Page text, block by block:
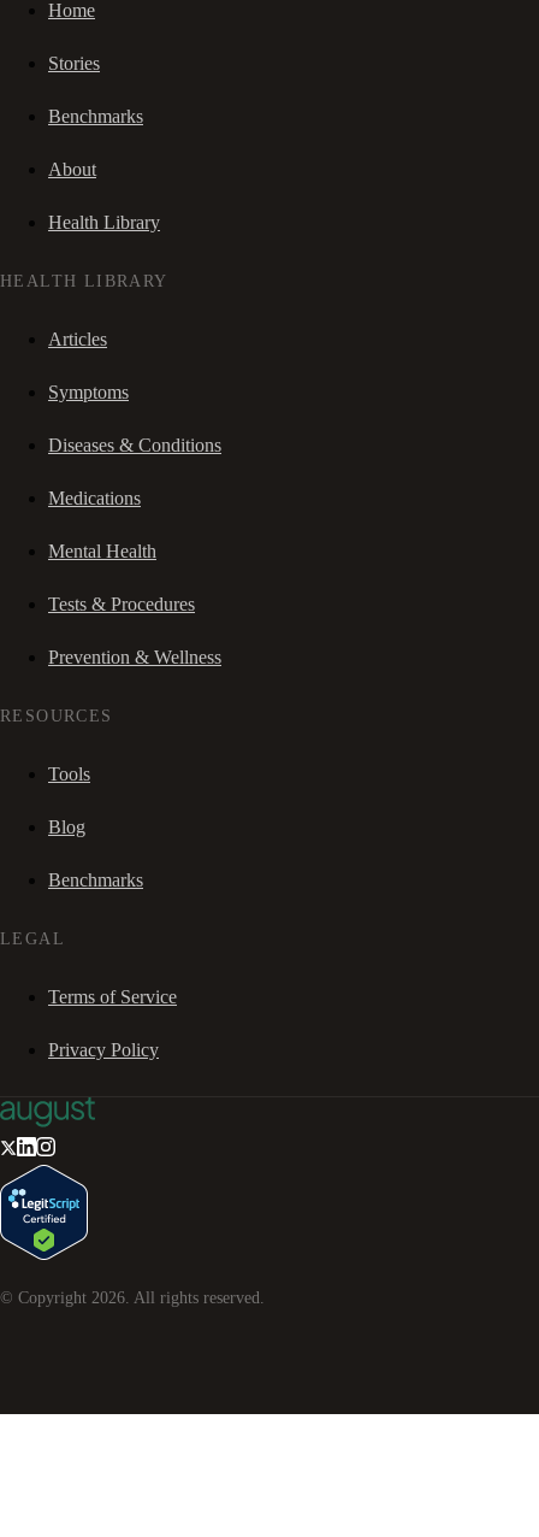
Home
Stories
Benchmarks
About
Health Library
HEALTH LIBRARY
Articles
Symptoms
Diseases & Conditions
Medications
Mental Health
Tests & Procedures
Prevention & Wellness
RESOURCES
Tools
Blog
Benchmarks
LEGAL
Terms of Service
Privacy Policy
© Copyright 2026. All rights reserved.